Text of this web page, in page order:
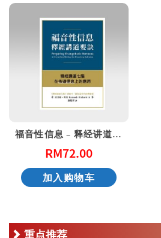
福音性信息 – 释经讲道要诀
RM72.00
加入购物车
重点推荐